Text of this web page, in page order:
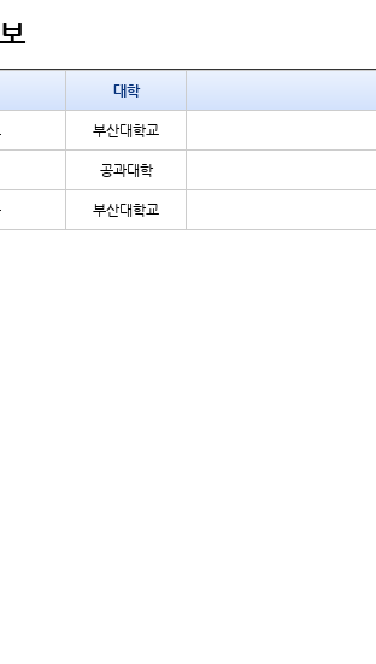
대학
부산대학교
공과대학
부산대학교